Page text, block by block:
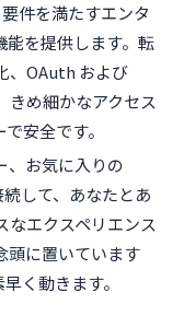
件を満たすエンタ
能を提供します。転
、OAuth および
きめ細かなアクセス
安全です。
、お気に入りの
して、あなたとあ
なエクスペリエンス
頭に置いています
く動きます。